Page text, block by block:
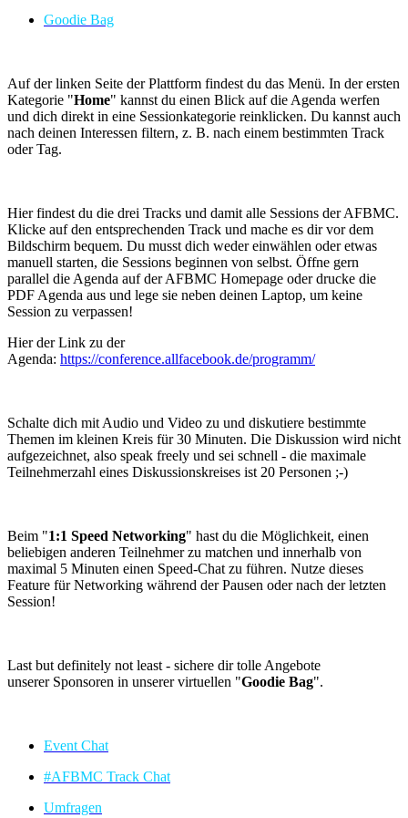
Goodie Bag
Auf der linken Seite der Plattform findest du das Menü. In der ersten
Kategorie "Home" kannst du einen Blick auf die Agenda werfen
und dich direkt in eine Sessionkategorie reinklicken. Du kannst auch
nach deinen Interessen filtern, z. B. nach einem bestimmten Track
oder Tag.
Hier findest du die drei Tracks und damit alle Sessions der AFBMC.
Klicke auf den entsprechenden Track und mache es dir vor dem
Bildschirm bequem. Du musst dich weder einwählen oder etwas
manuell starten, die Sessions beginnen von selbst. Öffne gern
parallel die Agenda auf der AFBMC Homepage oder drucke die
PDF Agenda aus und lege sie neben deinen Laptop, um keine
Session zu verpassen!
Hier der Link zu der
Agenda: https://conference.allfacebook.de/programm/
Schalte dich mit Audio und Video zu und diskutiere bestimmte
Themen im kleinen Kreis für 30 Minuten. Die Diskussion wird nicht
aufgezeichnet, also speak freely und sei schnell - die maximale
Teilnehmerzahl eines Diskussionskreises ist 20 Personen ;-)
Beim "1:1 Speed Networking" hast du die Möglichkeit, einen
beliebigen anderen Teilnehmer zu matchen und innerhalb von
maximal 5 Minuten einen Speed-Chat zu führen. Nutze dieses
Feature für Networking während der Pausen oder nach der letzten
Session!
Last but definitely not least - sichere dir tolle Angebote
unserer Sponsoren in unserer virtuellen "Goodie Bag".
Event Chat
#AFBMC Track Chat
Umfragen